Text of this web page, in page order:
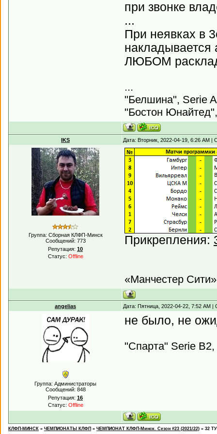
при звонке
...
При неявках в
накладывается
ЛЮБОМ
...
"Белшина", Serie A
"Бостон
IKS Дата: Вторник, 2022-04-19, 6:26 AM
Группа: Сборная КЛФП-Минск
Сообщений: 773
Репутация: 10
Статус: Offline
Прикрепления:
«Манчестер
angelias Дата: Пятница, 2022-04-22, 7:52 AM
Группа: Администраторы
Сообщений: 848
Репутация: 16
Статус: Offline
не было, не
"Спарта" Serie B2,
КЛФП-МИНСК » ЧЕМПИОНАТЫ КЛФП » ЧЕМПИОНАТ КЛФП-Минск. Сезон #23 (2021/22) » 32